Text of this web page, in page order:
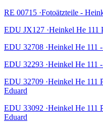
RE 00715 ·Fotoätzteile -
EDU JX127 ·Heinkel He 111
EDU 32708 ·Heinkel He 111
EDU 32293 ·Heinkel He 111
EDU 32709 ·Heinkel He 111
Eduard
EDU 33092 ·Heinkel He 111
Eduard